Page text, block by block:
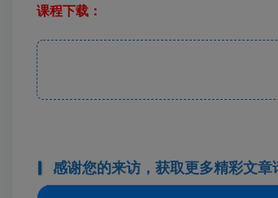
课程下载：
感谢您的来访，获取更多精彩文章